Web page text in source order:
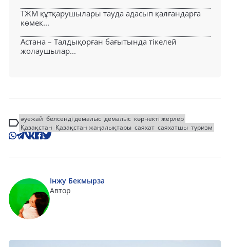
ТЖМ құтқарушылары тауда адасып қалғандарға
көмек...
Астана – Талдықорған бағытында тікелей
жолаушылар...
әуежай белсенді демалыс демалыс көрнекті жерлер
Қазақстан Қазақстан жаңалықтары саяхат саяхатшы туризм
Інжу Бекмырза
Автор